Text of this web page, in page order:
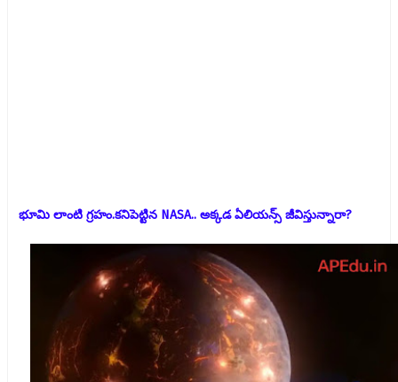
భూమి లాంటి గ్రహం.కనిపెట్టిన NASA.. అక్కడ ఏలియన్స్ జీవిస్తున్నారా?